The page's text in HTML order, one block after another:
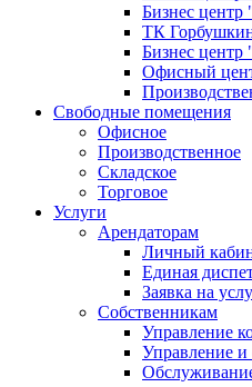
Бизнес центр
ТК
Бизнес
Офисный
Свободные помещения
Офисное
Производственное
Складское
Торговое
Услуги
Арендаторам
Личный
Единая
Заявка на
Собственникам
Управление
Управление и